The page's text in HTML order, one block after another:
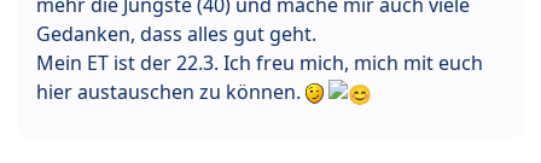
Gedanken, dass alles gut geht.
Mein ET ist der 22.3. Ich freu mich, mich mit euch
hier austauschen zu können.